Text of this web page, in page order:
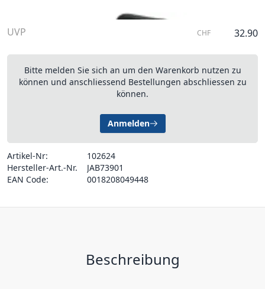
UVP CHF 32.90
Bitte melden Sie sich an um den Warenkorb nutzen zu
können und anschliessend Bestellungen abschliessen zu
können.
Anmelden
Artikel-Nr:
102624
Hersteller-Art.-Nr.
JAB73901
EAN Code:
0018208049448
Beschreibung